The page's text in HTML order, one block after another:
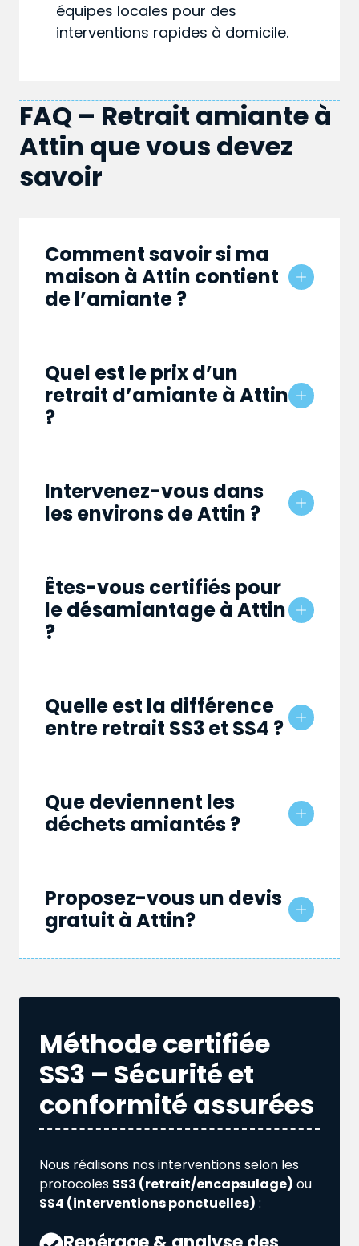
équipes locales pour des
interventions rapides à domicile.
FAQ – Retrait amiante à
Attin que vous devez
savoir
Comment savoir si ma
maison à Attin contient
de l’amiante ?
Quel est le prix d’un
retrait d’amiante à Attin
?
Intervenez-vous dans
les environs de Attin ?
Êtes-vous certifiés pour
le désamiantage à Attin
?
Quelle est la différence
entre retrait SS3 et SS4 ?
Que deviennent les
déchets amiantés ?
Proposez-vous un devis
gratuit à Attin?
Méthode certifiée
SS3 – Sécurité et
conformité assurées
Nous réalisons nos interventions selon les
protocoles SS3 (retrait/encapsulage) ou
SS4 (interventions ponctuelles) :